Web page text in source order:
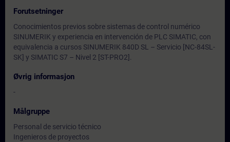
Forutsetninger
Conocimientos previos sobre sistemas de control numérico
SINUMERIK y experiencia en intervención de PLC SIMATIC, con
equivalencia a cursos SINUMERIK 840D SL – Servicio [NC-84SL-
SK] y SIMATIC S7 – Nivel 2 [ST-PRO2].
Øvrig informasjon
-
Målgruppe
Personal de servicio técnico
Ingenieros de proyectos